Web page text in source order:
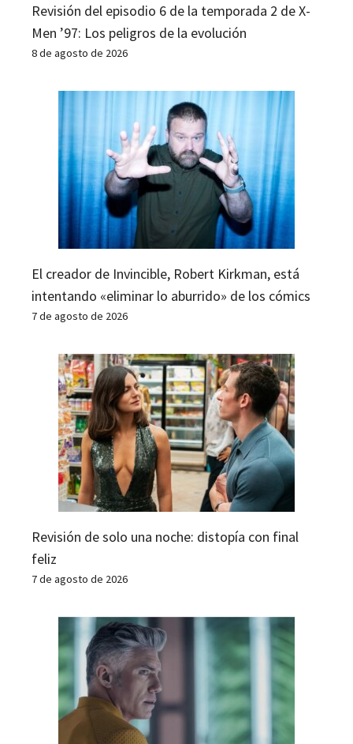
Revisión del episodio 6 de la temporada 2 de X-
Men ’97: Los peligros de la evolución
8 de agosto de 2026
El creador de Invincible, Robert Kirkman, está
intentando «eliminar lo aburrido» de los cómics
7 de agosto de 2026
Revisión de solo una noche: distopía con final
feliz
7 de agosto de 2026